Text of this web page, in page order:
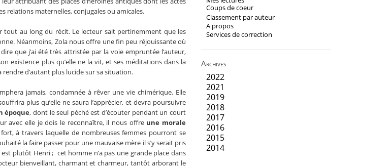
relations maternelles, conjugales ou amicales.
au long du récit. Le lecteur sait pertinemment que les
Néanmoins, Zola nous offre une fin peu réjouissante où
que j’ai été très attristée par la voie empruntée l’auteur,
existence plus qu’elle ne la vit, et ses méditations dans la
d’autant plus lucide sur sa situation.
jamais, condamnée à rêver une vie chimérique. Elle
plus qu’elle ne saura l’apprécier, et devra poursuivre
époque, dont le seul péché est d’écouter pendant un court
avec elle je dois le reconnaître, il nous offre une morale
à travers laquelle de nombreuses femmes pourront se
la faire passer pour une mauvaise mère il s’y serait pris
plutôt Henri ; cet homme n’a pas une grande place dans
bienveillant, charmant et charmeur, tantôt arborant le
Coups de coeur
Classement par auteur
A propos
Services de correction
Archives
2022
2021
2019
2018
2017
2016
2015
2014